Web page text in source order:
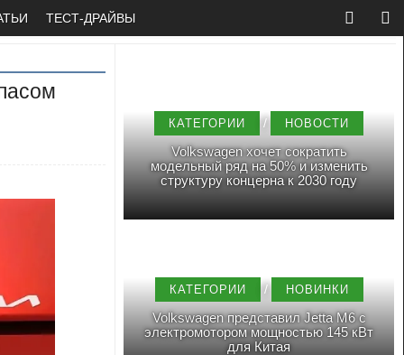
ТЕСТ-ДРАЙВЫ
КАТЕГОРИИ / НОВОСТИ
Volkswagen хочет сократить
модельный ряд на 50% и изменить
структуру концерна к 2030 году
КАТЕГОРИИ / НОВИНКИ
Volkswagen представил Jetta M6 с
электромотором мощностью 145 кВт
для Китая